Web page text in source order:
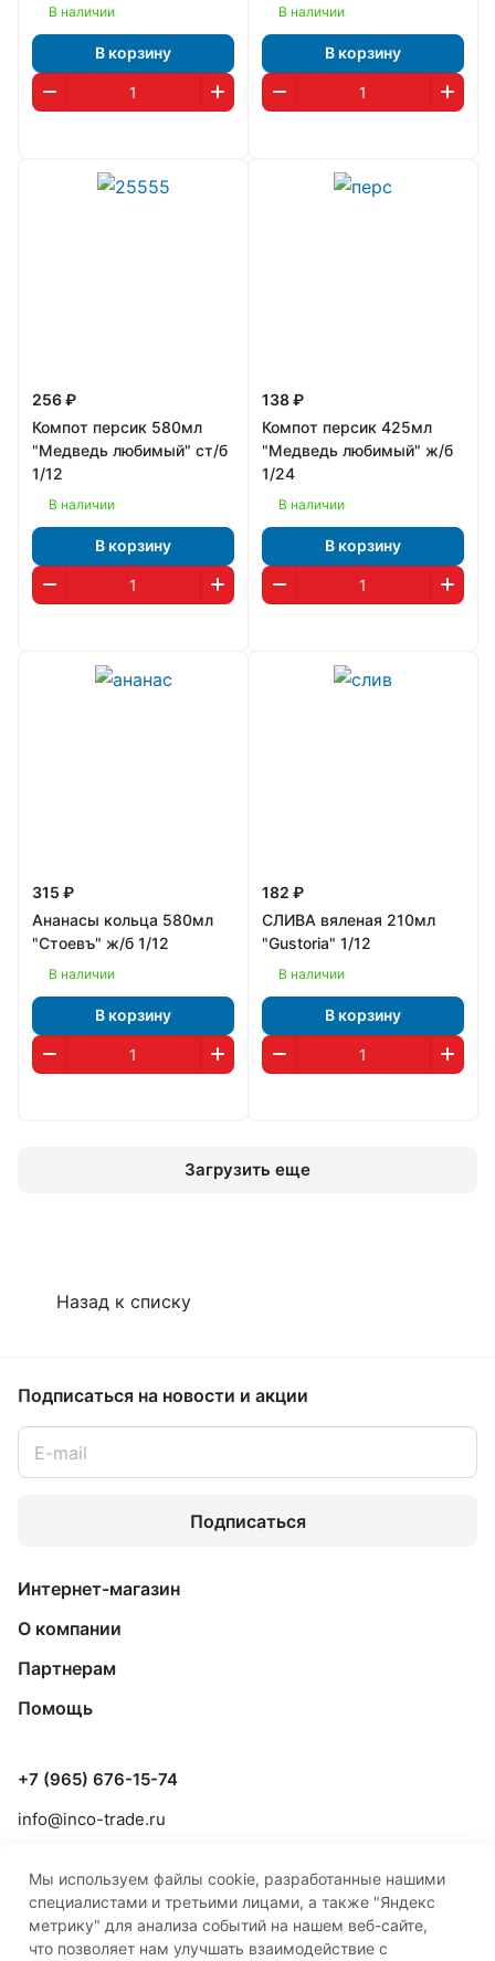
В наличии
В корзину
В наличии
В корзину
256 ₽
Компот персик 580мл
"Медведь любимый" ст/б
1/12
В наличии
В корзину
138 ₽
Компот персик 425мл
"Медведь любимый" ж/б
1/24
В наличии
В корзину
315 ₽
Ананасы кольца 580мл
"Стоевъ" ж/б 1/12
В наличии
В корзину
182 ₽
СЛИВА вяленая 210мл
"Gustoria" 1/12
В наличии
В корзину
Загрузить еще
Назад к списку
Подписаться на новости и акции
Подписаться
Интернет-магазин
О компании
Партнерам
Помощь
+7 (965) 676-15-74
info@inco-trade.ru
Мы используем файлы cookie, разработанные нашими
специалистами и третьими лицами, а также "Яндекс
метрику" для анализа событий на нашем веб-сайте,
что позволяет нам улучшать взаимодействие с